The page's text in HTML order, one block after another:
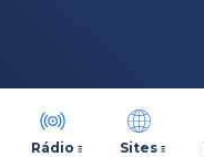
Rádio Sites